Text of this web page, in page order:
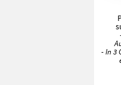
- In 3